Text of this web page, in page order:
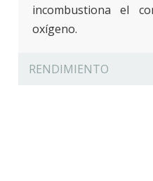
incombustiona el
oxígeno.
RENDIMIENTO